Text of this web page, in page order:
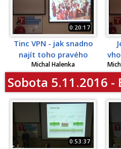
0:20:17
Tinc VPN - jak snadno
najít toho pravého
Michal Halenka
Sobota 5.11.2016 -
0:53:37